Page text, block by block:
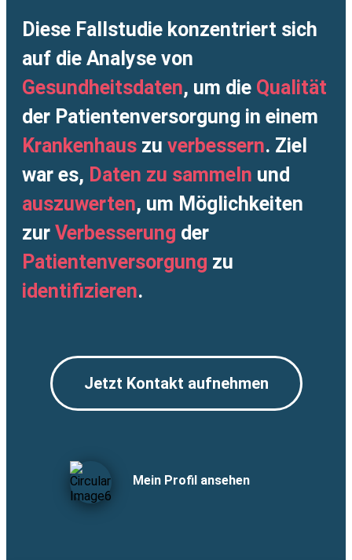
Diese Fallstudie konzentriert sich
auf die Analyse von
Gesundheitsdaten, um die Qualität
der Patientenversorgung in einem
Krankenhaus zu verbessern. Ziel
war es, Daten zu sammeln und
auszuwerten, um Möglichkeiten
zur Verbesserung der
Patientenversorgung zu
identifizieren.
Jetzt Kontakt aufnehmen
Mein Profil ansehen